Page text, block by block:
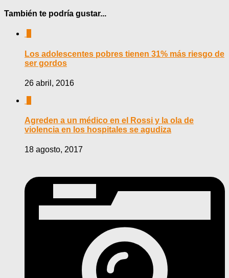
También te podría gustar...
Los adolescentes pobres tienen 31% más riesgo de
ser gordos
26 abril, 2016
Agreden a un médico en el Rossi y la ola de
violencia en los hospitales se agudiza
18 agosto, 2017